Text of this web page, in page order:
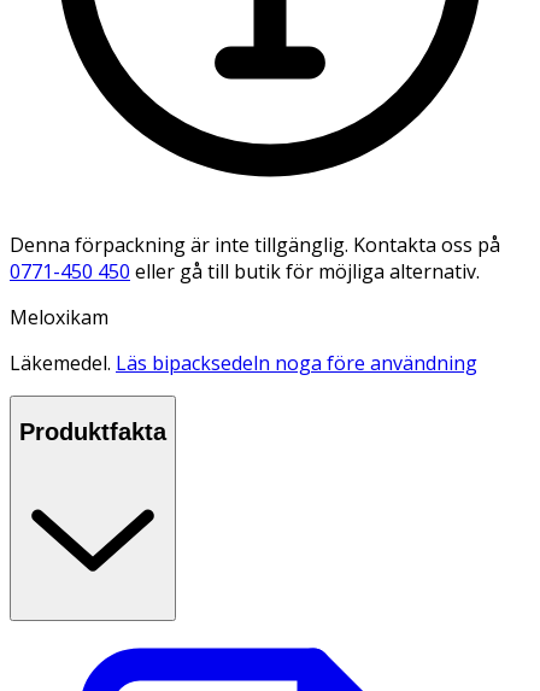
Denna förpackning är inte tillgänglig. Kontakta oss på
0771-450 450 eller gå till butik för möjliga alternativ.
Meloxikam
Läkemedel. Läs bipacksedeln noga före användning
Produktfakta